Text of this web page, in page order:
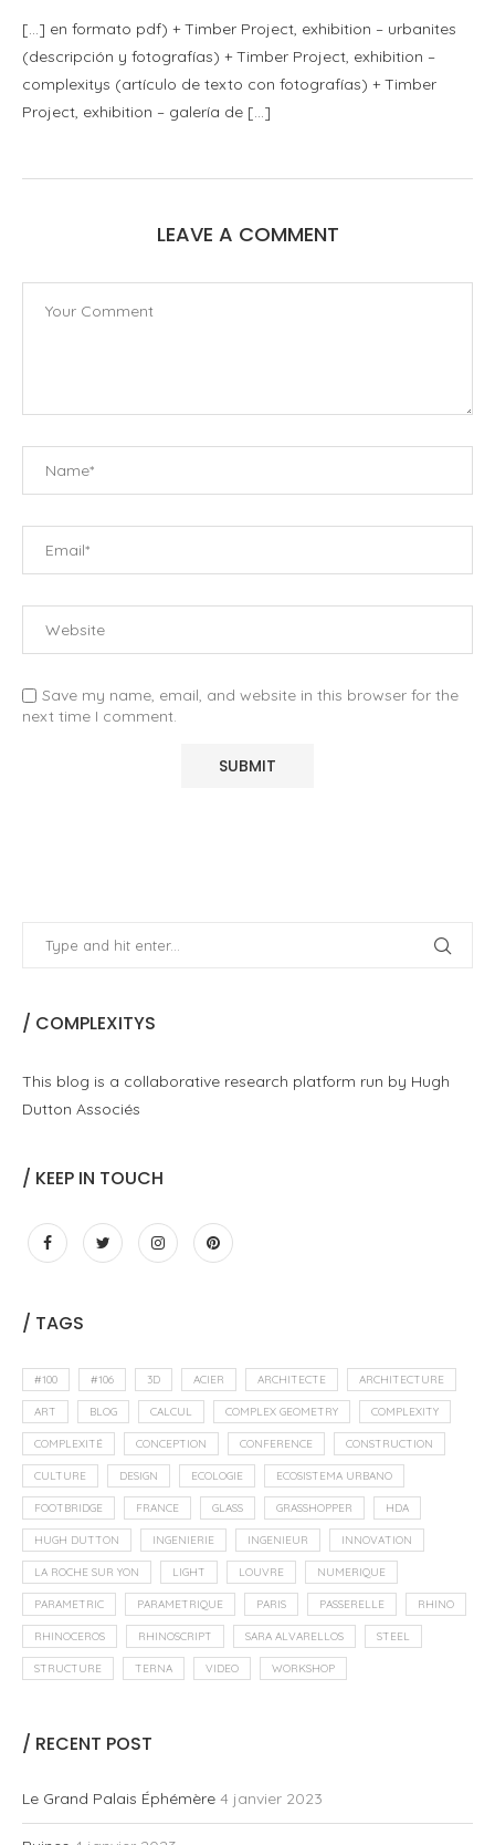
[…] en formato pdf) + Timber Project, exhibition – urbanites
(descripción y fotografías) + Timber Project, exhibition –
complexitys (artículo de texto con fotografías) + Timber
Project, exhibition – galería de […]
LEAVE A COMMENT
Save my name, email, and website in this browser for the
next time I comment.
/ COMPLEXITYS
This blog is a collaborative research platform run by Hugh
Dutton Associés
/ KEEP IN TOUCH
/ TAGS
#100 #106 3D ACIER ARCHITECTE ARCHITECTURE
ART BLOG CALCUL COMPLEX GEOMETRY COMPLEXITY
COMPLEXITÉ CONCEPTION CONFERENCE CONSTRUCTION
CULTURE DESIGN ECOLOGIE ECOSISTEMA URBANO
FOOTBRIDGE FRANCE GLASS GRASSHOPPER HDA
HUGH DUTTON INGENIERIE INGENIEUR INNOVATION
LA ROCHE SUR YON LIGHT LOUVRE NUMERIQUE
PARAMETRIC PARAMETRIQUE PARIS PASSERELLE RHINO
RHINOCEROS RHINOSCRIPT SARA ALVARELLOS STEEL
STRUCTURE TERNA VIDEO WORKSHOP
/ RECENT POST
Le Grand Palais Éphémère 4 janvier 2023